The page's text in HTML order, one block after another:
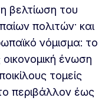
βελτίωση του
πολιτών· και
νόμισμα: το
ένωση
τομείς
περιβάλλον έως